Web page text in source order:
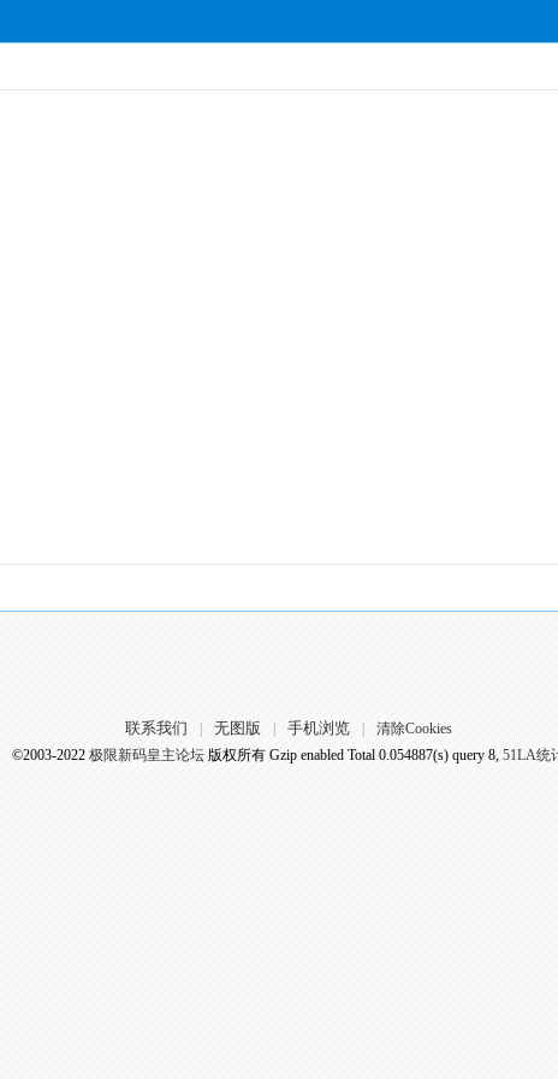
联系我们 无图版 手机浏览
清除Cookies
©2003-2022 极限新码皇主论坛版权所有 Gzip enabled Total 0.054887(s) query 8, 51LA统